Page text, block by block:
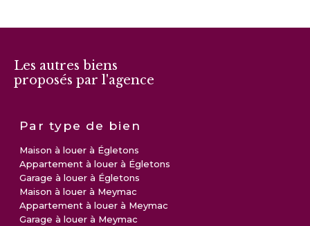
Les autres biens
proposés par l'agence
Par type de bien
Maison à louer à Égletons
Appartement à louer à Égletons
Garage à louer à Égletons
Maison à louer à Meymac
Appartement à louer à Meymac
Garage à louer à Meymac